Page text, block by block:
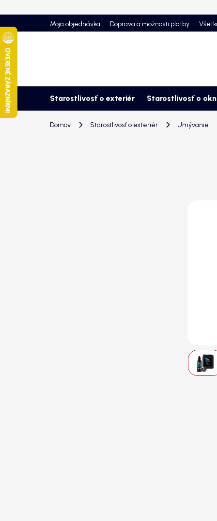
na
obsah
Moja objednávka Doprava a možnosti platby
Starostlivosť o exteriér Starostlivosť o
Domov Starostlivosť o exteriér Umývanie